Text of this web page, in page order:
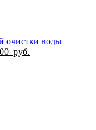
очистки воды
руб.